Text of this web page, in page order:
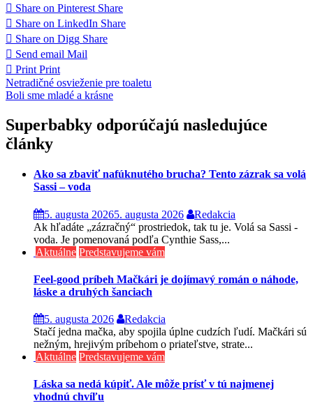
Share on Pinterest Share
Share on LinkedIn Share
Share on Digg Share
Send email Mail
Print Print
Navigácia
v
článku
Netradičné osvieženie pre toaletu
Boli sme mladé a krásne
Superbabky odporúčajú nasledujúce
články
Ako sa zbaviť nafúknutého brucha? Tento zázrak sa volá
Sassi – voda
5. augusta 20265. augusta 2026
Redakcia
Ak hľadáte „zázračný“ prostriedok, tak tu je. Volá sa Sassi -
voda. Je pomenovaná podľa Cynthie Sass,...
Aktuálne Predstavujeme vám
Feel-good príbeh Mačkári je dojímavý román o náhode,
láske a druhých šanciach
5. augusta 2026
Redakcia
Stačí jedna mačka, aby spojila úplne cudzích ľudí. Mačkári sú
nežným, hrejivým príbehom o priateľstve, strate...
Aktuálne Predstavujeme vám
Láska sa nedá kúpiť. Ale môže prísť v tú najmenej
vhodnú chvíľu